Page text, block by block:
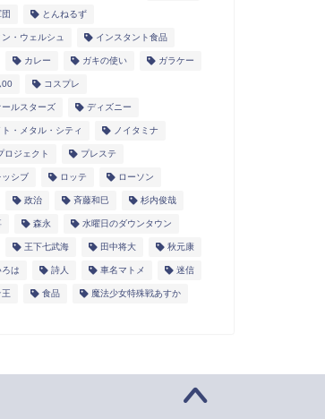
とんねるず
・ウェルシュ インスタント食品
カレー ガキの使い ガラケー
00 コスプレ
ルスターズ ディズニー
・メタル・シティ ノイタミナ
ロジェクト プレステ
ッシブ ロッテ ローソン
政治 斉藤和巳 杉内俊哉
森永 水曜日のダウンタウン
王下七武海 田中将大 秋元康
は 詩人 車名マトメ 迷信
食品 魔法少女特殊戦あすか